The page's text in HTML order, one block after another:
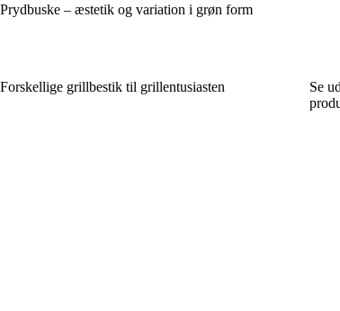
Prydbuske – æstetik og variation i grøn form
Forskellige grillbestik til grillentusiasten
Se